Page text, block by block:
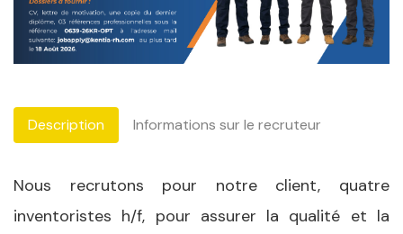
Description Informations sur le recruteur
Nous recrutons pour notre client, quatre
inventoristes h/f, pour assurer la qualité et la